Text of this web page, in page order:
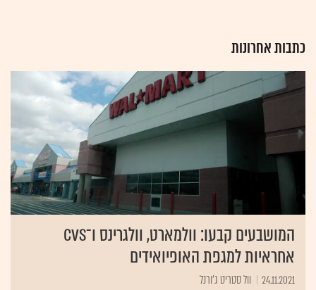
כתבות אחרונות
המושבעים קבעו: וולמארט, וולגרינס ו־CVS
אחראיות למגפת האופיואידים
24.11.2021 וול סטריט ג'ורנל